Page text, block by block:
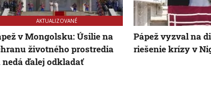
AKTUALIZOVANÉ
v Mongolsku: Úsilie na
životného prostredia
nedá ďalej odkladať
Pápež vyzval na
riešenie krízy v